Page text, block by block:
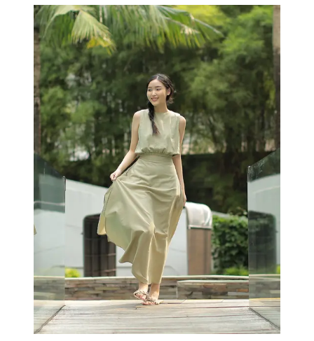
Adrian Putra adalah ilustrator yang memiliki hak cipta
di Fimela. - Fimela.com